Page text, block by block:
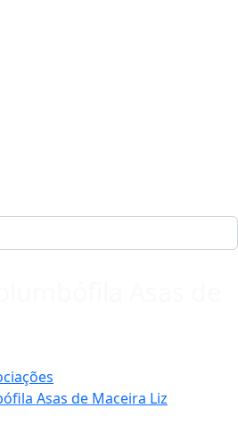
Asas de Maceira Liz